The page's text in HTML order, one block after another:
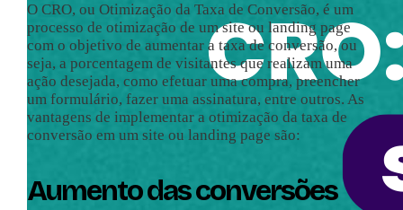
O CRO, ou Otimização da Taxa de Conversão, é um
processo de otimização de um site ou landing page
com o objetivo de aumentar a taxa de conversão, ou
seja, a porcentagem de visitantes que realizam uma
ação desejada, como efetuar uma compra, preencher
um formulário, fazer uma assinatura, entre outros. As
vantagens de implementar a otimização da taxa de
conversão em um site ou landing page são:
Aumento das conversões